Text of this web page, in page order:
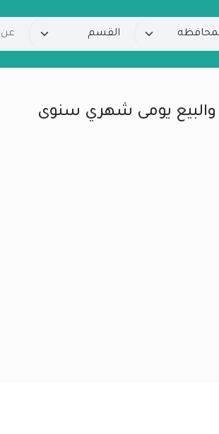
والبيع يومى شهري سنوى